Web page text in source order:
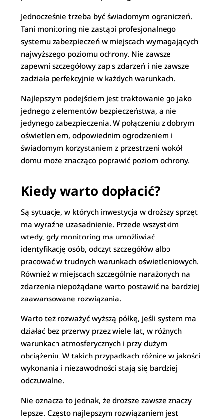
Jednocześnie trzeba być świadomym ograniczeń.
Tani monitoring nie zastąpi profesjonalnego
systemu zabezpieczeń w miejscach wymagających
najwyższego poziomu ochrony. Nie zawsze
zapewni szczegółowy zapis zdarzeń i nie zawsze
zadziała perfekcyjnie w każdych warunkach.
Najlepszym podejściem jest traktowanie go jako
jednego z elementów bezpieczeństwa, a nie
jedynego zabezpieczenia. W połączeniu z dobrym
oświetleniem, odpowiednim ogrodzeniem i
świadomym korzystaniem z przestrzeni wokół
domu może znacząco poprawić poziom ochrony.
Kiedy warto dopłacić?
Są sytuacje, w których inwestycja w droższy sprzęt
ma wyraźne uzasadnienie. Przede wszystkim
wtedy, gdy monitoring ma umożliwiać
identyfikację osób, odczyt szczegółów albo
pracować w trudnych warunkach oświetleniowych.
Również w miejscach szczególnie narażonych na
zdarzenia niepożądane warto postawić na bardziej
zaawansowane rozwiązania.
Warto też rozważyć wyższą półkę, jeśli system ma
działać bez przerwy przez wiele lat, w różnych
warunkach atmosferycznych i przy dużym
obciążeniu. W takich przypadkach różnice w jakości
wykonania i niezawodności stają się bardziej
odczuwalne.
Nie oznacza to jednak, że droższe zawsze znaczy
lepsze. Często najlepszym rozwiązaniem jest